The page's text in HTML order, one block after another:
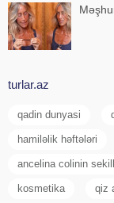
turlar.az
qadin dunyasi
hamiləlik həftələri
ancelina colinin
kosmetika qiz